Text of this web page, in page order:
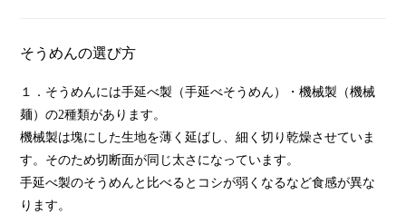
そうめんの選び方
１．そうめんには手延べ製（手延べそうめん）・機械製（機械
麺）の2種類があります。
機械製は塊にした生地を薄く延ばし、細く切り乾燥させていま
す。そのため切断面が同じ太さになっています。
手延べ製のそうめんと比べるとコシが弱くなるなど食感が異な
ります。